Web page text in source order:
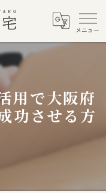
用で大阪府
功させる方